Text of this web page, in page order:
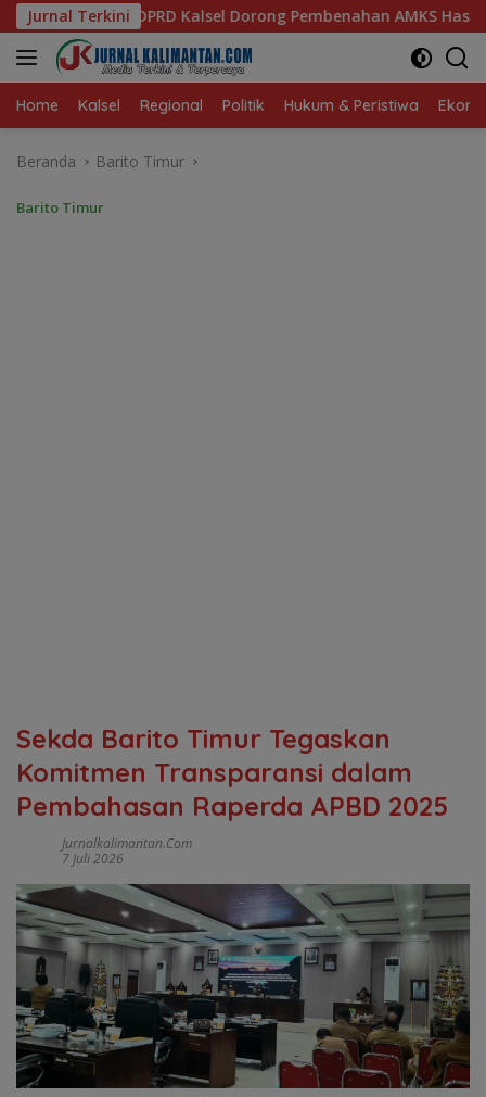
Langsung
ke
konten
Jurnal Terkini
Pembenahan AMKS Hasanuddin Ketua TP PKK
Home Kalsel Regional Politik Hukum & Peristiwa
Beranda Barito Timur
Barito Timur
Sekda Barito Timur Tegaskan
Komitmen Transparansi dalam
Pembahasan Raperda APBD 2025
Jurnalkalimantan.com
7 Juli 2026